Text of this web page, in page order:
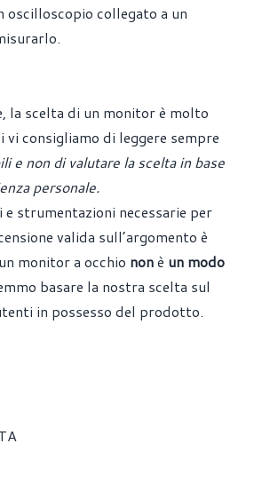
oscilloscopio collegato a un
la scelta di un monitor è molto
consigliamo di leggere sempre
e non di valutare la scelta in base
personale.
strumentazioni necessarie per
valida sull’argomento è
monitor a occhio nonè un modo
basare la nostra scelta sul
in possesso del prodotto.